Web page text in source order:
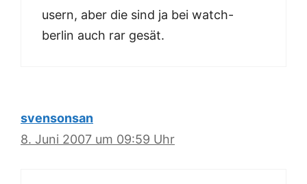
usern, aber die sind ja bei watch-
berlin auch rar gesät.
svensonsan
8. Juni 2007 um 09:59 Uhr